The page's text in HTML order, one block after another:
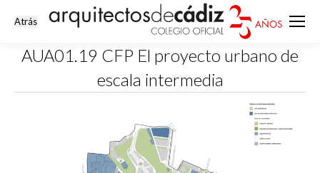
AUA01.19 CFP El proyecto urbano de
escala intermedia